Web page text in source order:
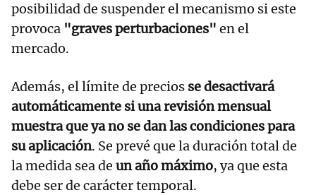
posibilidad de suspender el mecanismo si este
provoca "graves perturbaciones" en el
mercado.
Además, el límite de precios se desactivará
automáticamente si una revisión mensual
muestra que ya no se dan las condiciones para
su aplicación. Se prevé que la duración total de
la medida sea de un año máximo, ya que esta
debe ser de carácter temporal.